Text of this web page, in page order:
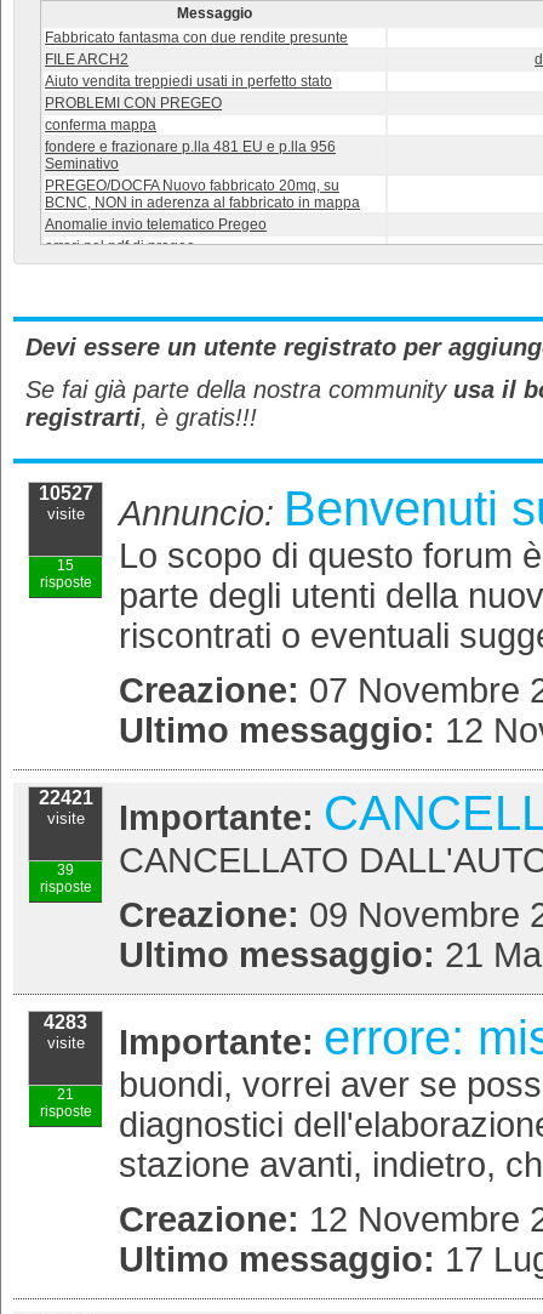
Messaggio
Fabbricato fantasma con due rendite presunte
FILE ARCH2
Aiuto vendita treppiedi usati in perfetto stato
PROBLEMI CON PREGEO
conferma mappa
fondere e frazionare p.lla 481 EU e p.lla 956
Seminativo
PREGEO/DOCFA Nuovo fabbricato 20mq, su
BCNC, NON in aderenza al fabbricato in mappa
Anomalie invio telematico Pregeo
errori nel pdf di pregeo
come unisco due rilievi con gps e stazione totale?
Scorporo della corte e Cambio di Coltura
Codice Associato diverso tra PDF stampato e
Libretto Misure
istallazione pregeo 10
P10: errore la particella X definita nella proposta di
agg.
Devi essere un utente registrato per
Se fai già parte della nostra community usa il
registrarti, è gratis!!!
10527
visite
15
risposte
Annuncio: Benvenuti
Lo scopo di questo forum
parte degli utenti della
riscontrati o eventuali
Creazione: 07 Novembre
Ultimo messaggio: 12
22421
visite
39
risposte
Importante:
CANCELLATO
Creazione: 09 Novembre
Ultimo messaggio: 21
4283
visite
21
risposte
Importante: errore:
buondi, vorrei aver se
diagnostici
stazione avanti, indietro,
Creazione: 12 Novembre
Ultimo messaggio: 17